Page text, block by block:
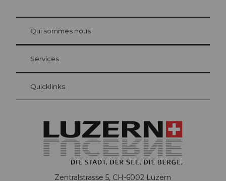
Carte d’hôte Lucerne
Vos avantages en tant qu'hôte pour la nuit
at Bre
Qui sommes nous
Services
Quicklinks
Zentralstrasse 5, CH-6002 Luzern